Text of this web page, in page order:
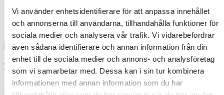
Vi använder enhetsidentifierare för att anpassa innehållet
och annonserna till användarna, tillhandahålla funktioner för
sociala medier och analysera vår trafik. Vi vidarebefordrar
även sådana identifierare och annan information från din
enhet till de sociala medier och annons- och analysföretag
som vi samarbetar med. Dessa kan i sin tur kombinera
informationen med annan information som du har
Då vill du kunna säga och göra rätt saker när du kommer dit. Ta en
intensivkurs i Kinesiska…
Läs mer
Tjänster
Avison Communication är en språk- och översättningsbyrå som